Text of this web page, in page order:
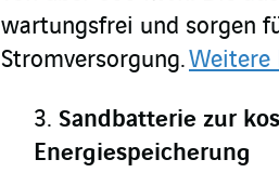
wartungsfrei und sorgen
Stromversorgung.Weitere
Sandbatterie zur
Energiespeicherung